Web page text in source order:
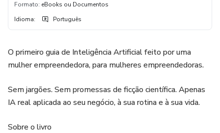
Formato: eBooks ou Documentos
Idioma: Português
O primeiro guia de Inteligência Artificial feito por uma
mulher empreendedora, para mulheres empreendedoras.
Sem jargões. Sem promessas de ficção científica. Apenas
IA real aplicada ao seu negócio, à sua rotina e à sua vida.
Sobre o livro